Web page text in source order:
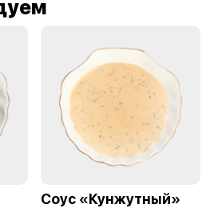
Соус «Кунжутный»